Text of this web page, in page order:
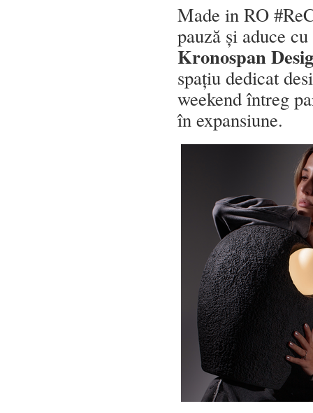
Made in RO
pauză și aduce
Kronospan
spațiu dedicat
weekend întreg
în expansiune.